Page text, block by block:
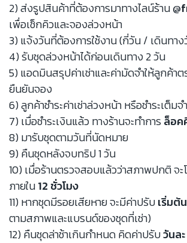
2) ส่งรูปสินค้าที่ต้องการมาทางไลน์ร้าน
เพื่อเช็กคิวและจองล่วงหน้า
3) แจ้งวันที่ต้องการใช้งาน (กี่วัน / เดินทา
4) รับชุดล่วงหน้าได้ก่อนเดินทาง 2 วัน
5) แอดมินสรุปค่าเช่าและค่ามัดจำให้ลูกค้า
ยืนยันจอง
6) ลูกค้าชำระค่าเช่าล่วงหน้า หรือชำระเต็
7) เมื่อชำระเงินแล้ว ทางร้านจะทำการล็อค
8) มารับชุดตามวันที่นัดหมาย
9) คืนชุดหลังจบทริป 1 วัน
10) เมื่อร้านตรวจสอบแล้วว่าสภาพปกติ จ
ภายใน12 ชั่วโมง
11) หากชุดมีรอยเสียหาย จะมีค่าปรับเริ่มต้
ตามสภาพและแบรนด์ของชุดที่เช่า)
12) คืนชุดล่าช้าเกินกำหนด คิดค่าปรับวันล